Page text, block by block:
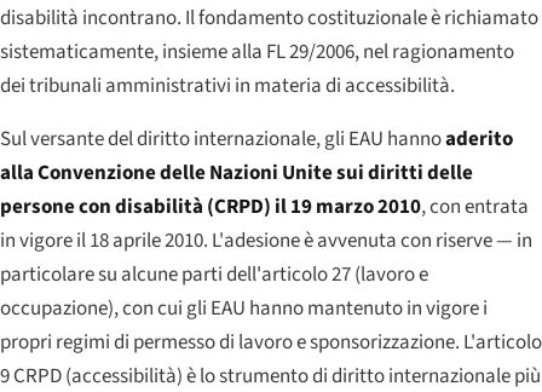
disabilità incontrano. Il fondamento costituzionale è richiamato
sistematicamente, insieme alla FL 29/2006, nel ragionamento
dei tribunali amministrativi in materia di accessibilità.
Sul versante del diritto internazionale, gli EAU hannoaderito
alla Convenzione delle Nazioni Unite sui diritti delle
persone con disabilità (CRPD) il 19 marzo 2010, con entrata
in vigore il 18 aprile 2010. L'adesione è avvenuta con riserve — in
particolare su alcune parti dell'articolo 27 (lavoro e
occupazione), con cui gli EAU hanno mantenuto in vigore i
propri regimi di permesso di lavoro e sponsorizzazione. L'articolo
9 CRPD (accessibilità) è lo strumento di diritto internazionale più